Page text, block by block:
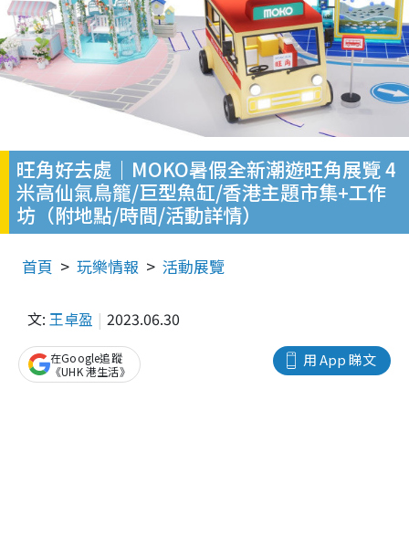
旺角好去處｜MOKO暑假全新潮遊旺角展覽 4
米高仙氣鳥籠/巨型魚缸/香港主題市集+工作
坊（附地點/時間/活動詳情）
首頁 玩樂情報 活動展覽
文: 王卓盈 2023.06.30
用 App 睇文
在Google追蹤
《UHK 港生活》